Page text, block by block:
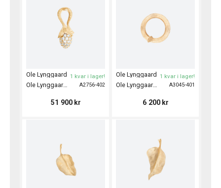
A2756-402
Ole Lynggaard
Ole Lynggaard Pendant Sprout Mini
1 kvar i lager!
51 900 kr
A3045-401
Ole Lynggaard
Ole Lynggaard Creol Pendant Nature
1 kvar i lager!
6 200 kr